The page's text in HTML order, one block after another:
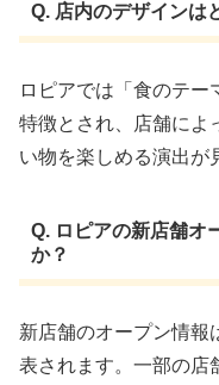
Q. 店内のデザインは
ロピアでは「食のテ
特徴とされ、店舗によ
い物を楽しめる演出が
Q. ロピアの新店舗オ
か？
新店舗のオープン情報
表されます。一部の店